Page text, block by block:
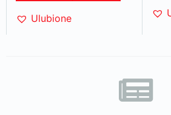
Ulubione